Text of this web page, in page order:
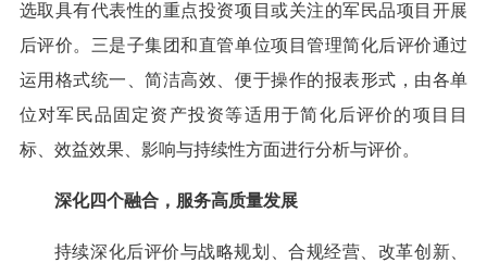
选取具有代表性的重点投资项目或关注的军民品项目开展
后评价。三是子集团和直管单位项目管理简化后评价通过
运用格式统一、简洁高效、便于操作的报表形式，由各单
位对军民品固定资产投资等适用于简化后评价的项目目
标、效益效果、影响与持续性方面进行分析与评价。
深化四个融合，服务高质量发展
持续深化后评价与战略规划、合规经营、改革创新、